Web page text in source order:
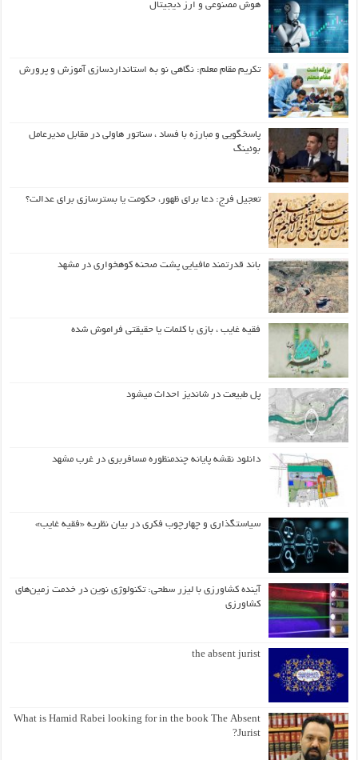
هوش مصنوعی و ارز دیجیتال
تکریم مقام معلم: نگاهی نو به استانداردسازی آموزش و پرورش
پاسخگویی و مبارزه با فساد ، سناتور هاولی در مقابل مدیرعامل
بوئینگ
تعجیل فرج: دعا برای ظهور، حکومت یا بسترسازی برای عدالت؟
باند قدرتمند مافیایی پشت صحنه کوهخواری در مشهد
فقیه غایب ، بازی با کلمات یا حقیقتی فراموش شده
پل طبیعت در شاندیز احداث میشود
دانلود نقشه پایانه چندمنظوره مسافربری در غرب مشهد
سیاستگذاری و چهارچوب فکری در بیان نظریه «فقیه غایب»
آینده کشاورزی با لیزر سطحی: تکنولوژی نوین در خدمت زمین‌های
کشاورزی
the absent jurist
What is Hamid Rabei looking for in the book The Absent
Jurist?